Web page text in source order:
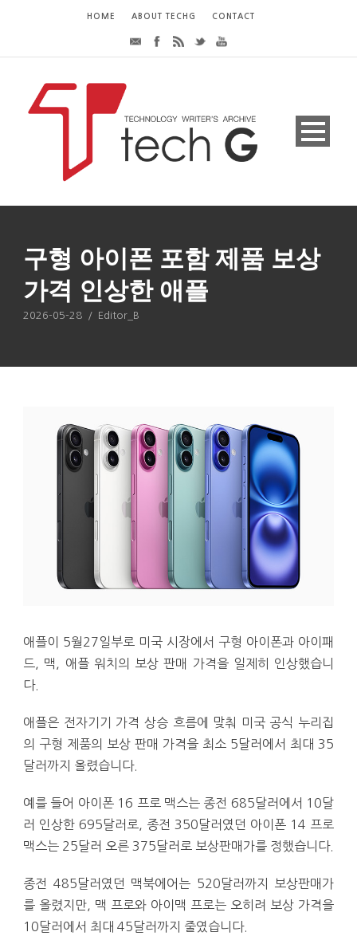
HOME ABOUT TECHG CONTACT
구형 아이폰 포함 제품 보상
가격 인상한 애플
2026-05-28 / Editor_B
애플이 5월27일부로 미국 시장에서 구형 아이폰과 아이패
드, 맥, 애플 워치의 보상 판매 가격을 일제히 인상했습니
다.
애플은 전자기기 가격 상승 흐름에 맞춰 미국 공식 누리집
의 구형 제품의 보상 판매 가격을 최소 5달러에서 최대 35
달러까지 올렸습니다.
예를 들어 아이폰 16 프로 맥스는 종전 685달러에서 10달
러 인상한 695달러로, 종전 350달러였던 아이폰 14 프로
맥스는 25달러 오른 375달러로 보상판매가를 정했습니다.
종전 485달러였던 맥북에어는 520달러까지 보상판매가
를 올렸지만, 맥 프로와 아이맥 프로는 오히려 보상 가격을
10달러에서 최대 45달러까지 줄였습니다.